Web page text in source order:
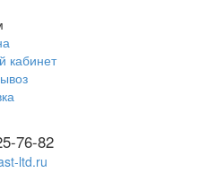
кабинет
76-82
ltd.ru